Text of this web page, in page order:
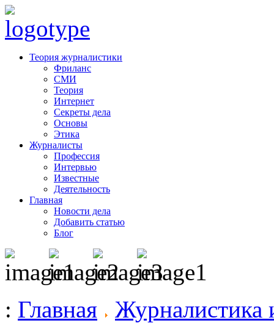
Теория журналистики
Фриланс
СМИ
Теория
Интернет
Секреты дела
Основы
Этика
Журналисты
Профессия
Интервью
Известные
Деятельность
Главная
Новости дела
Добавить статью
Блог
: Главная
Журналистика